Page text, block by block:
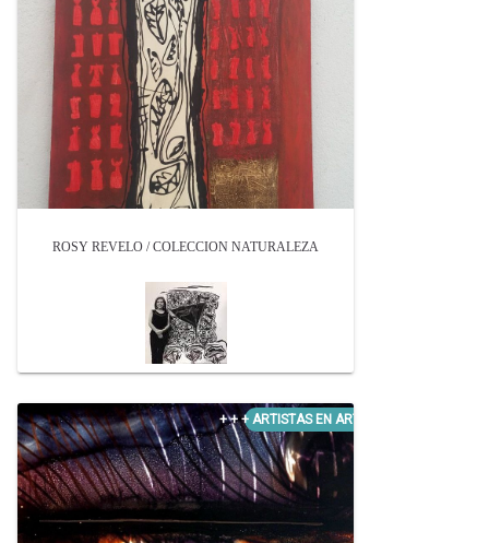
ROSY REVELO / COLECCION NATURALEZA